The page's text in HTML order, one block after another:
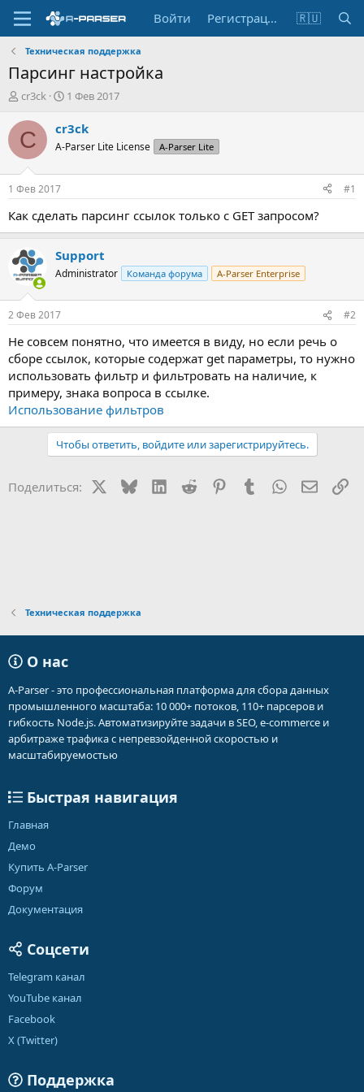
Войти Регистрация 🇷🇺
Техническая поддержка
Парсинг настройка
А
т
о
т
е
м
ы
cr3ck
Д
т
н
а
л
1 Фев 2017
C cr3ck
A-Parser Lite License A-Parser Lite
1 Фев 2017 #1
Как сделать парсинг ссылок только с GET запросом?
Support
Administrator Команда форума A-Parser Enterprise
2 Фев 2017 #2
Не совсем понятно, что имеется в виду, но если речь о
сборе ссылок, которые содержат get параметры, то нужно
использовать фильтр и фильтровать на наличие, к
примеру, знака вопроса в ссылке.
Использование фильтров
Чтобы ответить, войдите или зарегистрируйтесь.
Поделиться: BlueskyLinkedIn
Reddit PinterestTumblr WhatsApp
Техническая поддержка
О нас
A-Parser - это профессиональная платформа для сбора данных
промышленного масштаба: 10 000+ потоков, 110+ парсеров и
гибкость Node.js. Автоматизируйте задачи в SEO, e-commerce и
арбитраже трафика с непревзойденной скоростью и
масштабируемостью
Быстрая навигация
Главная
Демо
Купить A-Parser
Форум
Документация
Соцсети
Telegram канал
YouTube канал
Facebook
X (Twitter)
Поддержка